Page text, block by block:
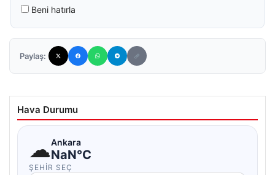
Beni hatırla
Paylaş:
Hava Durumu
☁Ankara
NaN°C
ŞEHIR SEÇ